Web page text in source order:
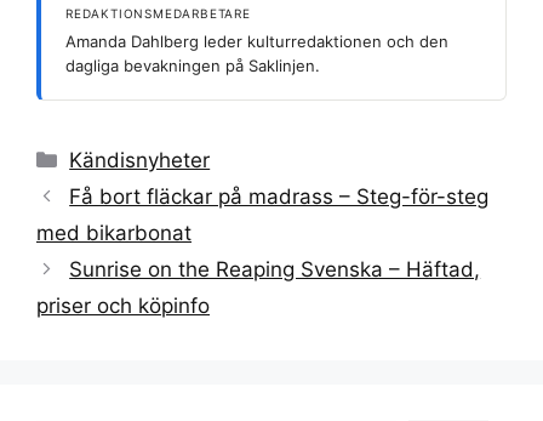
REDAKTIONSMEDARBETARE
Amanda Dahlberg leder kulturredaktionen och den
dagliga bevakningen på Saklinjen.
Kategorier
Kändisnyheter
Få bort fläckar på madrass – Steg-för-steg
med bikarbonat
Sunrise on the Reaping Svenska – Häftad,
priser och köpinfo